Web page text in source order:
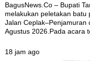
BagusNews.Co – Bupati
melakukan peletakan
Jalan Ceplak–Penjamuran
Agustus 2026.Pada acara
18 jam ago